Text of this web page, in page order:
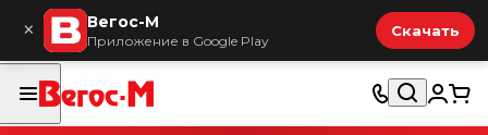
× Вегос-М
Приложение в Google Play
Скачать